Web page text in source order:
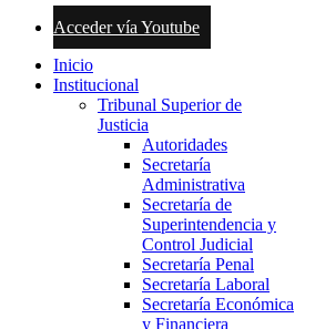
Acceder vía Youtube
Inicio
Institucional
Tribunal Superior de
Justicia
Autoridades
Secretaría
Administrativa
Secretaría de
Superintendencia y
Control Judicial
Secretaría Penal
Secretaría Laboral
Secretaría Económica
y Financiera